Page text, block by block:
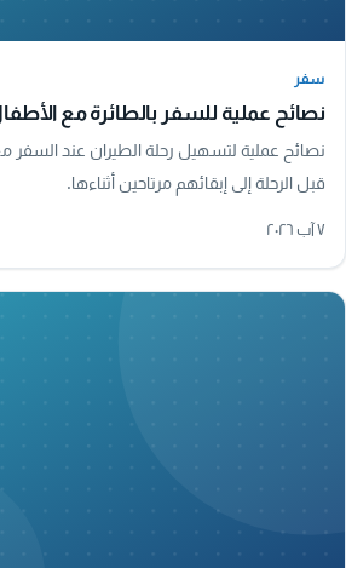
سفر
نصائح عملية للسفر بالطائرة مع
نصائح عملية لتسهيل رحلة الطيران عند السفر
قبل الرحلة إلى إبقائهم مرتاحين أثناءها.
٧ آب ٢٠٢٦